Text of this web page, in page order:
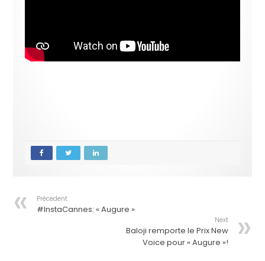
Précedent
#InstaCannes: « Augure »
Next
Baloji remporte le Prix New
Voice pour « Augure »!